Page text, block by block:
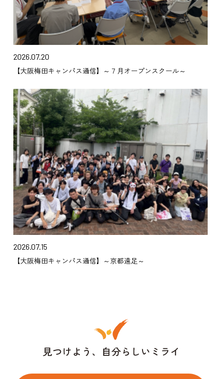
2026.07.20
【大阪梅田キャンパス通信】～７月オープンスクール～
2026.07.15
【大阪梅田キャンパス通信】～京都遠足～